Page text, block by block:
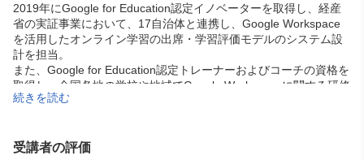
2019年にGoogle for Education認定イノベーターを取得し、経産
省の実証事業において、17自治体と連携し、Google Workspace
を活用したオンライン学習の出席・学習評価モデルのシステム設
計を担当。
また、Google for Education認定トレーナーおよびコーチの資格を
取得し、全国各地の学校や地域でGoogle Workspaceに関する研修
やコーチングを実施。
推進コンサルタントとして、AIやICTの推進活動を幅広く展開。20
続きを読む
受講者の評価